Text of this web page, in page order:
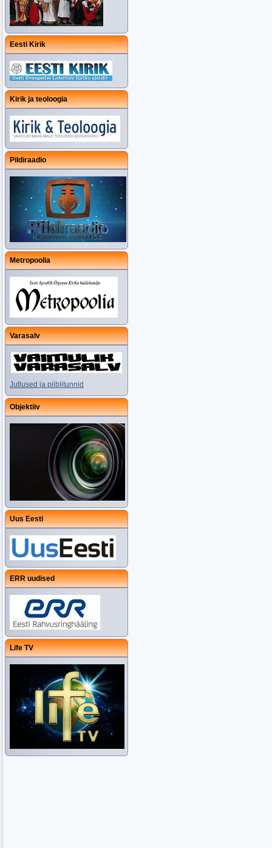
Eesti Kirik
Kirik ja teoloogia
Pildiraadio
Metropoolia
Varasalv
Jutlused ja piiblitunnid
Objektiiv
Uus Eesti
ERR uudised
Life TV